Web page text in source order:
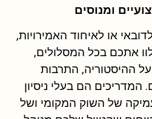
או לאיחוד האמירויות,
אתכם בכל המסלולים,
ההיסטוריה, התרבות
הם בעלי ניסיון
של השוק המקומי ושל